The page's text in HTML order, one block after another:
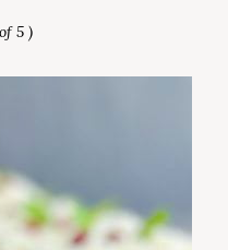
5 )